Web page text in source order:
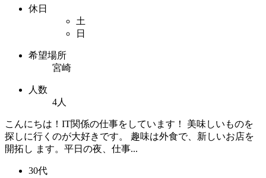
休日
土
日
希望場所
宮崎
人数
4人
こんにちは！IT関係の仕事をしています！ 美味しいものを
探しに行くのが大好きです。 趣味は外食で、新しいお店を
開拓し ます。平日の夜、仕事...
30代